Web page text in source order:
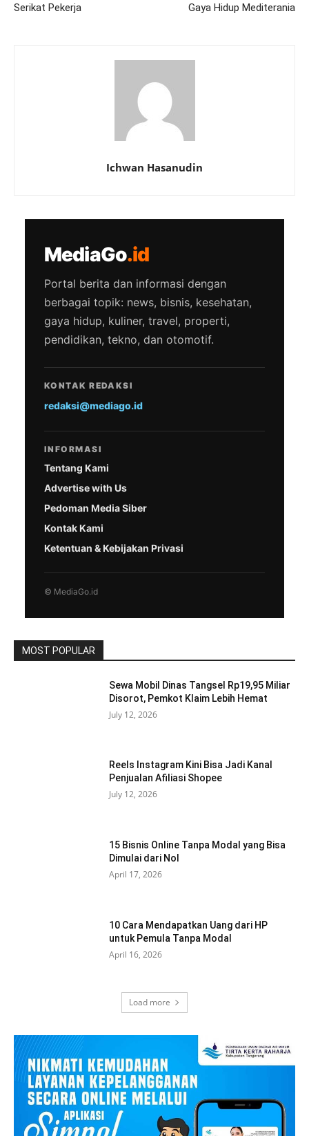
Serikat Pekerja
Gaya Hidup Mediterania
Ichwan Hasanudin
MediaGo.id
Portal berita dan informasi dengan
berbagai topik: news, bisnis, kesehatan,
gaya hidup, kuliner, travel, properti,
pendidikan, tekno, dan otomotif.
KONTAK REDAKSI
redaksi@mediago.id
INFORMASI
Tentang Kami
Advertise with Us
Pedoman Media Siber
Kontak Kami
Ketentuan & Kebijakan Privasi
© MediaGo.id
MOST POPULAR
Sewa Mobil Dinas Tangsel Rp19,95 Miliar
Disorot, Pemkot Klaim Lebih Hemat
July 12, 2026
Reels Instagram Kini Bisa Jadi Kanal
Penjualan Afiliasi Shopee
July 12, 2026
15 Bisnis Online Tanpa Modal yang Bisa
Dimulai dari Nol
April 17, 2026
10 Cara Mendapatkan Uang dari HP
untuk Pemula Tanpa Modal
April 16, 2026
Load more